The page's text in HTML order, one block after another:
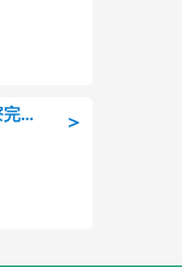
＞
組立・組付け/高収入/日払いOK/寮完備/交替制/20・30・40代活躍中